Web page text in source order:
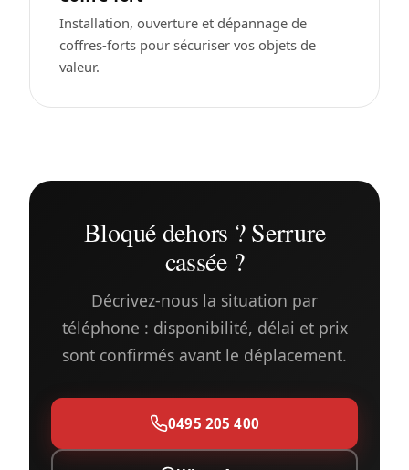
Installation, ouverture et dépannage de
coffres-forts pour sécuriser vos objets de
valeur.
Bloqué dehors ? Serrure
cassée ?
Décrivez-nous la situation par
téléphone : disponibilité, délai et prix
sont confirmés avant le déplacement.
0495 205 400